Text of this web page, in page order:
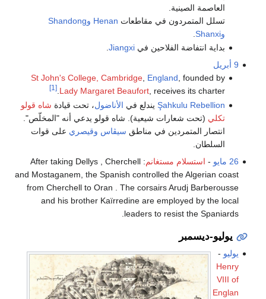
العاصمة الصينية.
تسلل المتمردون في مقاطعات Henan وShandong
وShanxi
.
بداية انتفاضة الفلاحين في Jiangxi
.
9 أبريل
St John's College, Cambridge, England, founded by
Lady Margaret Beaufort, receives its charter.
[1]
Şahkulu Rebellionيندلع في الأناضول، تحت قيادة شاه قولو
تكلي (تحت شعارات شيعية). شاه قولو يدعي أنه "المخلّص".
انتصار المتمردين في مناطق سيڤاس وقيصري على قوات
السلطان.
26 مايو
- استسلام مستغانم
: After taking Dellys , Cherchell
and Mostaganem, the Spanish controlled the Algerian coast
from Cherchell to Oran . The corsairs Arudj Barberousse
and his brother Kaïrredine are employed by the local
leaders to resist the Spaniards.
يوليو-ديسمبر
يوليو -
Henry
VIII of
Englan